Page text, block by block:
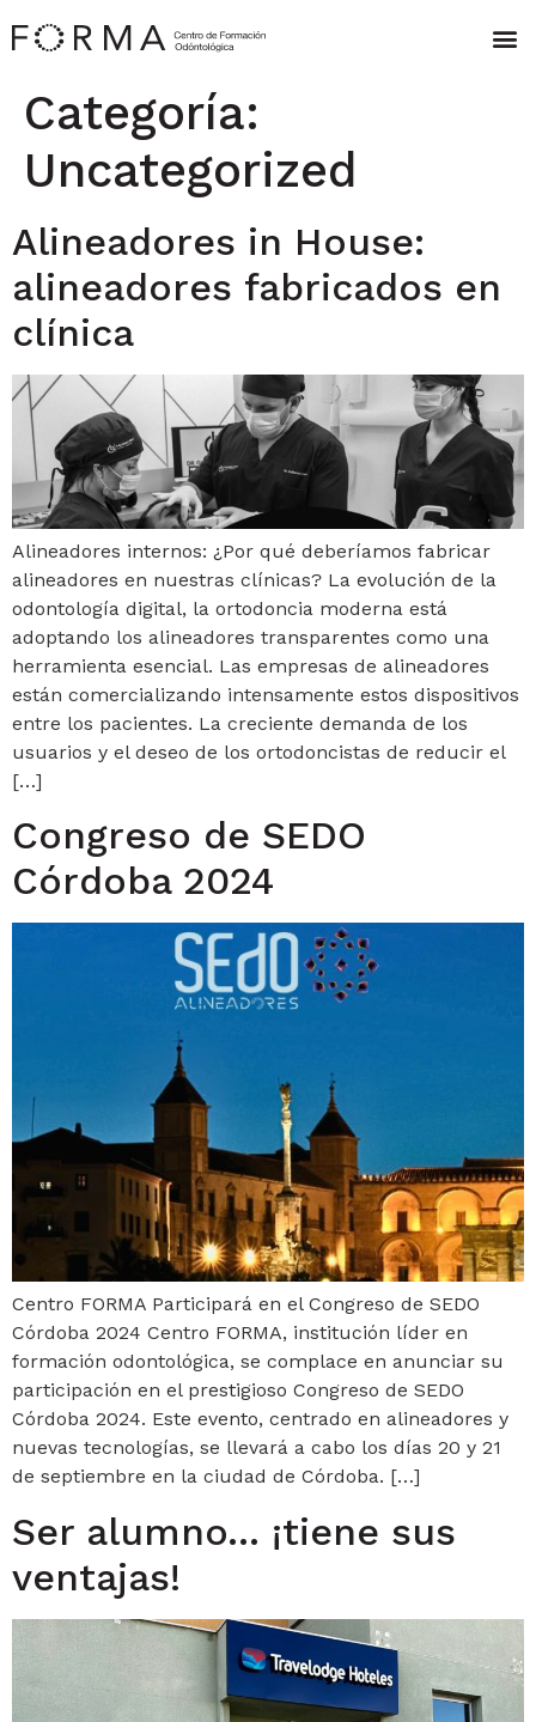
Categoría:
Uncategorized
Alineadores in House:
alineadores fabricados en
clínica
Alineadores internos: ¿Por qué deberíamos fabricar
alineadores en nuestras clínicas? La evolución de la
odontología digital, la ortodoncia moderna está
adoptando los alineadores transparentes como una
herramienta esencial. Las empresas de alineadores
están comercializando intensamente estos dispositivos
entre los pacientes. La creciente demanda de los
usuarios y el deseo de los ortodoncistas de reducir el
[…]
Congreso de SEDO
Córdoba 2024
Centro FORMA Participará en el Congreso de SEDO
Córdoba 2024 Centro FORMA, institución líder en
formación odontológica, se complace en anunciar su
participación en el prestigioso Congreso de SEDO
Córdoba 2024. Este evento, centrado en alineadores y
nuevas tecnologías, se llevará a cabo los días 20 y 21
de septiembre en la ciudad de Córdoba. […]
Ser alumno… ¡tiene sus
ventajas!